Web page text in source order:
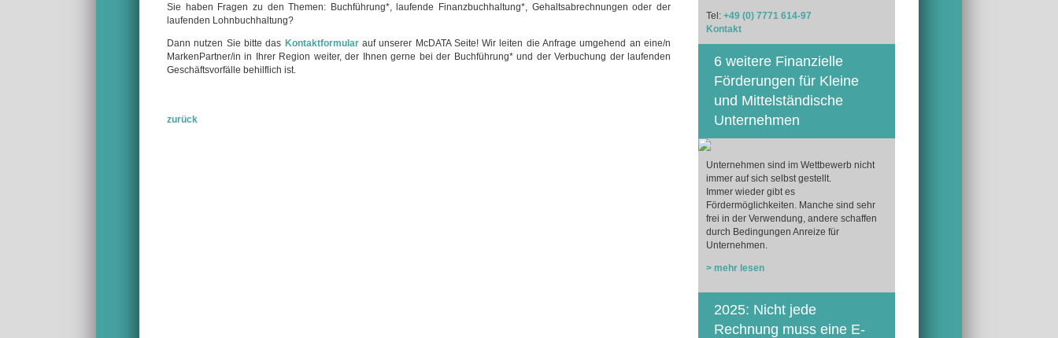
Sie haben Fragen zu den Themen: Buchführung*, laufende Finanzbuchhaltung*, Gehaltsabrechnungen oder der
laufenden Lohnbuchhaltung?
Dann nutzen Sie bitte das Kontaktformularauf unserer McDATA Seite! Wir leiten die Anfrage umgehend an eine/n
MarkenPartner/in in Ihrer Region weiter, der Ihnen gerne bei der Buchführung* und der Verbuchung der laufenden
Geschäftsvorfälle behilflich ist.
zurück
Tel: +49 (0) 7771 614-97
Kontakt
6 weitere Finanzielle
Förderungen für Kleine
und Mittelständische
Unternehmen
Unternehmen sind im Wettbewerb nicht
immer auf sich selbst gestellt.
Immer wieder gibt es
Fördermöglichkeiten. Manche sind sehr
frei in der Verwendung, andere schaffen
durch Bedingungen Anreize für
Unternehmen.
> mehr lesen
2025: Nicht jede
Rechnung muss eine E-